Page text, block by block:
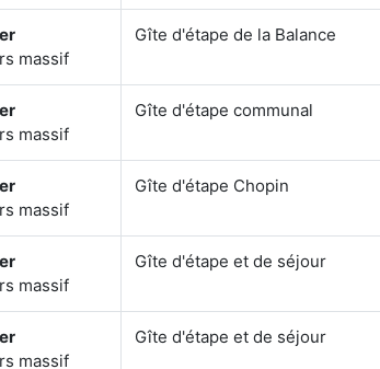
massif
Gîte d'étape de la Balance
massif
Gîte d'étape communal
massif
Gîte d'étape Chopin
massif
Gîte d'étape et de séjour
massif
Gîte d'étape et de séjour